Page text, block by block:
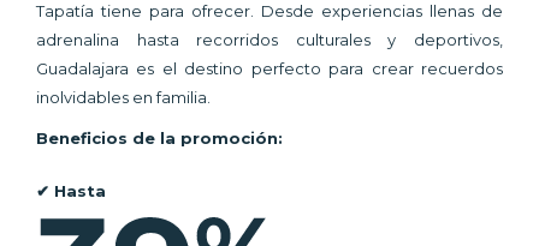
Tapatía tiene para ofrecer. Desde experiencias llenas de
adrenalina hasta recorridos culturales y deportivos,
Guadalajara es el destino perfecto para crear recuerdos
inolvidables en familia.
Beneficios de la promoción:
✔ Hasta